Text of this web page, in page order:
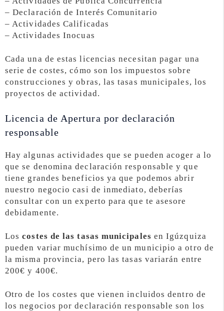
– Declaración de Interés Comunitario
– Actividades Calificadas
– Actividades Inocuas
Cada una de estas licencias necesitan pagar una
serie de costes, cómo son los impuestos sobre
construcciones y obras, las tasas municipales, los
proyectos de actividad.
Licencia de Apertura por declaración
responsable
Hay algunas actividades que se pueden acoger a lo
que se denomina declaración responsable y que
tiene grandes beneficios ya que podemos abrir
nuestro negocio casi de inmediato, deberías
consultar con un experto para que te asesore
debidamente.
Loscostes de las tasas municipales en Igúzquiza
pueden variar muchísimo de un municipio a otro de
la misma provincia, pero las tasas variarán entre
200€ y 400€.
Otro de los costes que vienen incluidos dentro de
los negocios por declaración responsable son los